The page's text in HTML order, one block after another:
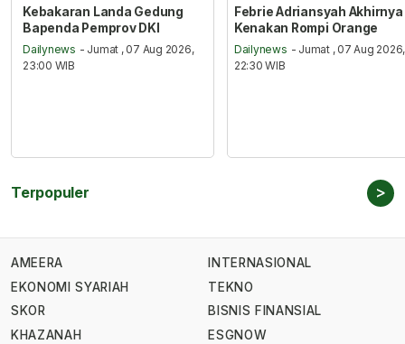
Kebakaran Landa Gedung
Bapenda Pemprov DKI
Dailynews - Jumat , 07 Aug 2026,
23:00 WIB
Febrie Adriansyah Akhirnya
Kenakan Rompi Orange
Dailynews - Jumat , 07 Aug 2026,
22:30 WIB
Terpopuler >
AMEERA
EKONOMI SYARIAH
SKOR
KHAZANAH
INTERNASIONAL
TEKNO
BISNIS FINANSIAL
ESGNOW